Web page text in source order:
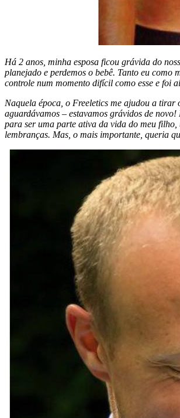
Há 2 anos, minha esposa ficou grávida do
planejado e perdemos o bebê. Tanto eu
controle num momento difícil como esse e foi
Naquela época, o Freeletics me ajudou a tirar
aguardávamos – estavamos grávidos de
para ser uma parte ativa da vida do meu filho,
lembranças. Mas, o mais importante, queria